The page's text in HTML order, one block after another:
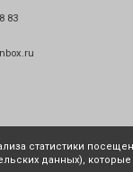
83
статистики
данных), которые